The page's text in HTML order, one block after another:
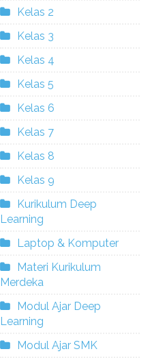
Kelas 2
Kelas 3
Kelas 4
Kelas 5
Kelas 6
Kelas 7
Kelas 8
Kelas 9
Kurikulum Deep
Learning
Laptop & Komputer
Materi Kurikulum
Merdeka
Modul Ajar Deep
Learning
Modul Ajar SMK